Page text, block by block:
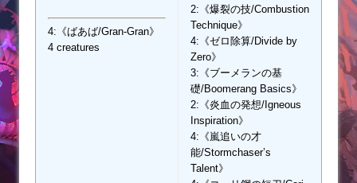
4:《ばあば/Gran-Gran》
4 creatures
2:《爆裂の技/Combustion
Technique》
4:《ゼロ除算/Divide by
Zero》
3:《ブーメランの基
礎/Boomerang Basics》
2:《炎血の発想/Igneous
Inspiration》
4:《嵐追いの才
能/Stormchaser’s
Talent》